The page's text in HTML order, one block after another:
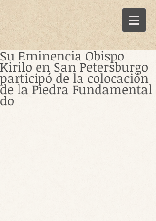
Su Eminencia Obispo
Kirilo en San Petersburgo
participó de la colocación
de la Piedra Fundamental
do